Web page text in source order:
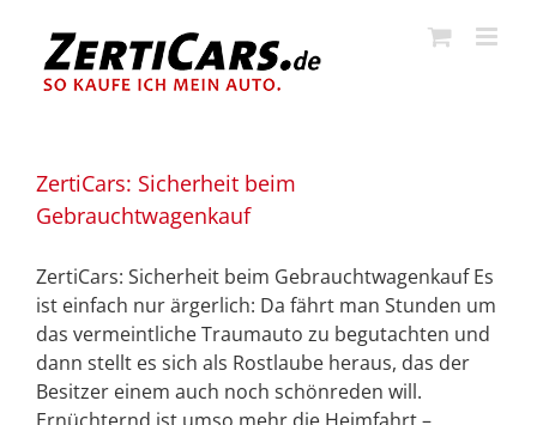
springen
ZertiCars: Sicherheit beim
Gebrauchtwagenkauf
ZertiCars: Sicherheit beim Gebrauchtwagenkauf Es
ist einfach nur ärgerlich: Da fährt man Stunden um
das vermeintliche Traumauto zu begutachten und
dann stellt es sich als Rostlaube heraus, das der
Besitzer einem auch noch schönreden will.